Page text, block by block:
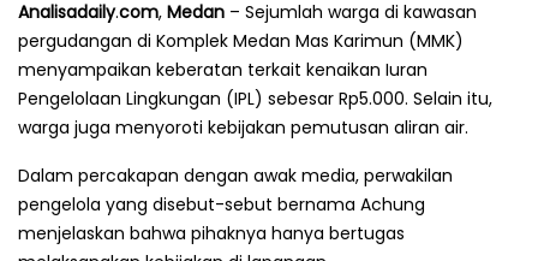
Analisadaily.com, Medan – Sejumlah warga di kawasan
pergudangan di Komplek Medan Mas Karimun (MMK)
menyampaikan keberatan terkait kenaikan Iuran
Pengelolaan Lingkungan (IPL) sebesar Rp5.000. Selain itu,
warga juga menyoroti kebijakan pemutusan aliran air.
Dalam percakapan dengan awak media, perwakilan
pengelola yang disebut-sebut bernama Achung
menjelaskan bahwa pihaknya hanya bertugas